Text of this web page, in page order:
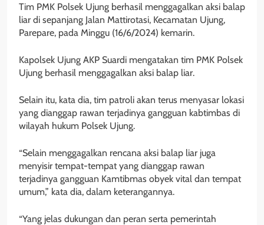
Tim PMK Polsek Ujung berhasil menggagalkan aksi balap
liar di sepanjang Jalan Mattirotasi, Kecamatan Ujung,
Parepare, pada Minggu (16/6/2024) kemarin.
Kapolsek Ujung AKP Suardi mengatakan tim PMK Polsek
Ujung berhasil menggagalkan aksi balap liar.
Selain itu, kata dia, tim patroli akan terus menyasar lokasi
yang dianggap rawan terjadinya gangguan kabtimbas di
wilayah hukum Polsek Ujung.
“Selain menggagalkan rencana aksi balap liar juga
menyisir tempat-tempat yang dianggap rawan
terjadinya gangguan Kamtibmas obyek vital dan tempat
umum,” kata dia, dalam keterangannya.
“Yang jelas dukungan dan peran serta pemerintah